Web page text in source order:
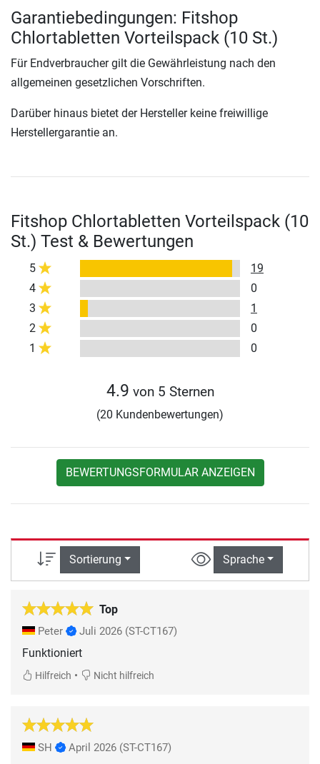
Garantiebedingungen: Fitshop
Chlortabletten Vorteilspack (10 St.)
Für Endverbraucher gilt die Gewährleistung nach den
allgemeinen gesetzlichen Vorschriften.
Darüber hinaus bietet der Hersteller keine freiwillige
Herstellergarantie an.
Fitshop Chlortabletten Vorteilspack (10
St.) Test & Bewertungen
5
19
4
0
3
1
2
0
1
0
4.9 von 5 Sternen
(20 Kundenbewertungen)
BEWERTUNGSFORMULAR ANZEIGEN
Sortierung Sprache
Top
Peter Juli 2026 (ST-CT167)
Funktioniert
Hilfreich • Nicht hilfreich
SH April 2026 (ST-CT167)